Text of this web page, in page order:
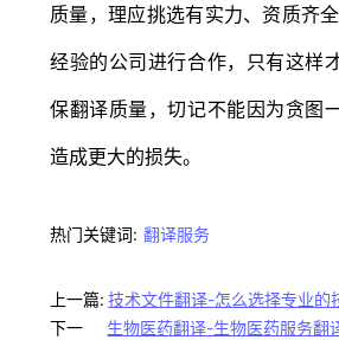
质量，理应挑选有实力、资质齐
经验的公司进行合作，只有这样
保翻译质量，切记不能因为贪图
造成更大的损失。
热门关键词: 翻译服务
上一篇: 技术文件翻译-怎么选择专业的
下一
生物医药翻译-生物医药服务翻